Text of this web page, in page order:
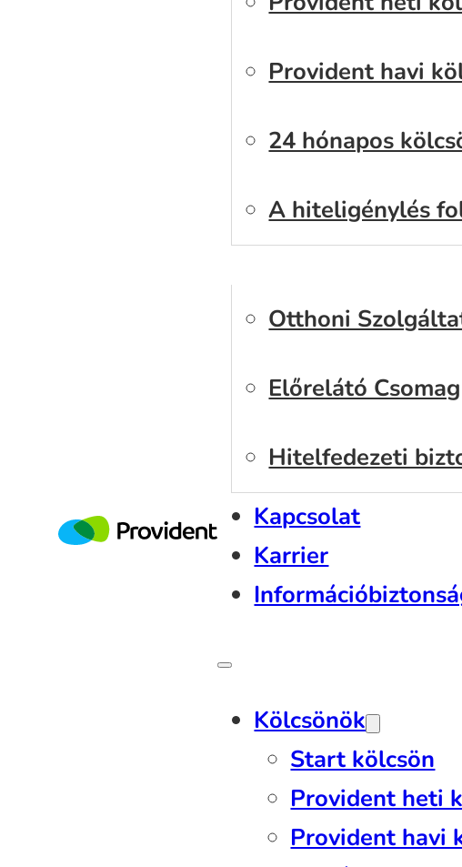
Provident havi
24 hónapos
A hiteligénylés
Szolgáltatások
Otthoni
Előrelátó Csomag
Hitelfedezeti
Online
Kapcsolat
Karrier
Kölcsönök
Start kölcsön
Provident heti
Provident havi